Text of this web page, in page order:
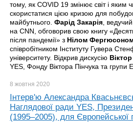
тому, як COVID 19 змінює світ і яким
скористатися цією кризою для
майбутнього. Фарід Закарія ,
на CNN, обговорив свою книгу
після пандемії» з Нілом
співробітником Інституту Гувера
університету. Відкрив дискусію
YES, Фонду Віктора Пінчука та групи
8 жовтня 2020
Інтерв'ю Александра
Наглядової ради YES,
(1995–2005), для Європейської